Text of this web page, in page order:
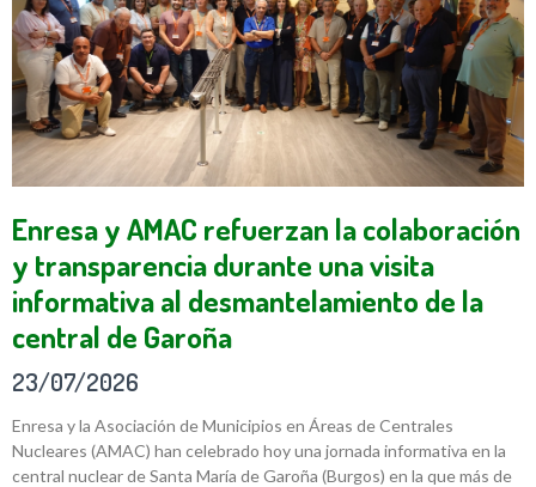
Enresa y AMAC refuerzan la colaboración
y transparencia durante una visita
informativa al desmantelamiento de la
central de Garoña
23/07/2026
Enresa y la Asociación de Municipios en Áreas de Centrales
Nucleares (AMAC) han celebrado hoy una jornada informativa en la
central nuclear de Santa María de Garoña (Burgos) en la que más de